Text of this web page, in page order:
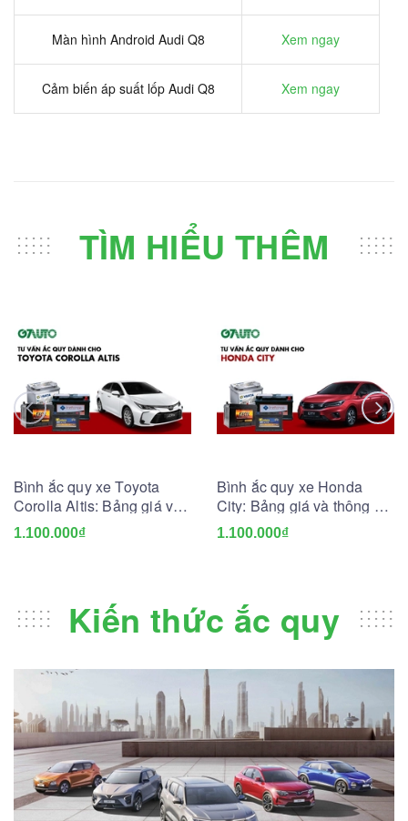
Màn hình Android Audi Q8 Xem ngay
Cảm biến áp suất lốp Audi Q8 Xem ngay
TÌM HIỂU THÊM
Bình ắc quy xe Toyota
Corolla Altis: Bảng giá và
thông số kỹ thuật
1.100.000₫
Bình ắc quy xe Honda
City: Bảng giá và thông số
kỹ thuật
1.100.000₫
Kiến thức ắc quy